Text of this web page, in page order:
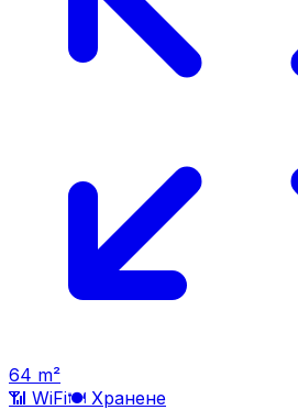
64 m²
📶 WiFi🍽️ Хранене